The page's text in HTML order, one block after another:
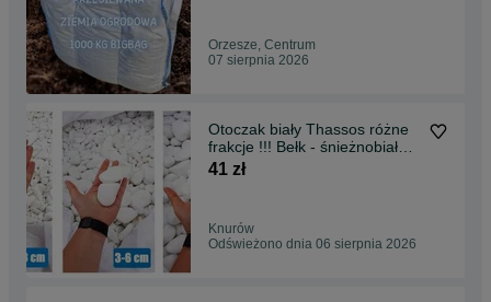
Orzesze, Centrum
07 sierpnia 2026
Otoczak biały Thassos różne
frakcje !!! Bełk - śnieżnobiałe
PREMIUM
41 zł
Knurów
Odświeżono dnia 06 sierpnia 2026